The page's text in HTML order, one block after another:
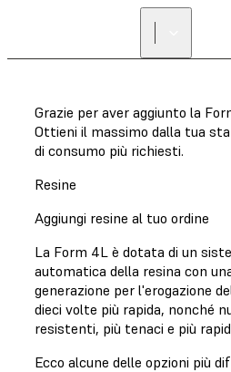
Grazie per aver aggiunto la
Ottieni il massimo dalla tua
di consumo più richiesti.
Resine
Aggiungi resine al tuo ordine
La Form 4L è dotata di un
automatica della resina con
generazione per l'erogazione
dieci volte più rapida, nonché
resistenti, più tenaci e più
Ecco alcune delle opzioni più